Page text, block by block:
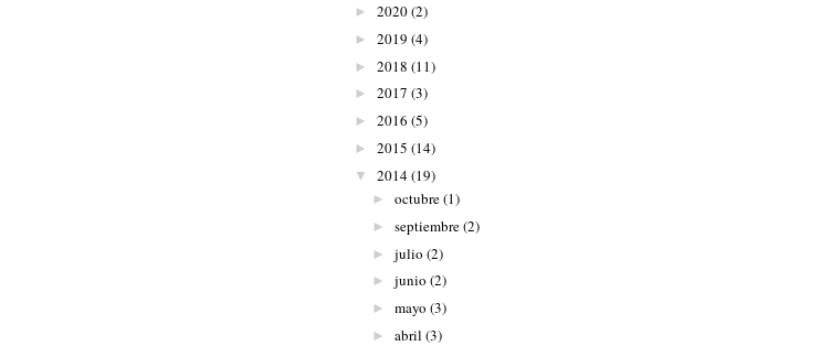
► 2020(2)
► 2019 (4)
► 2018 (11)
► 2017 (3)
► 2016 (5)
► 2015 (14)
▼ 2014(19)
► octubre(1)
► septiembre(2)
► julio (2)
► junio (2)
► mayo (3)
► abril (3)